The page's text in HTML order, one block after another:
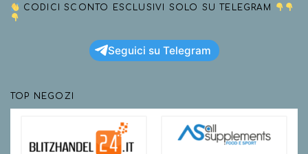
CODICI SCONTO ESCLUSIVI SOLO SU TELEGRAM
Seguici su Telegram
TOP NEGOZI